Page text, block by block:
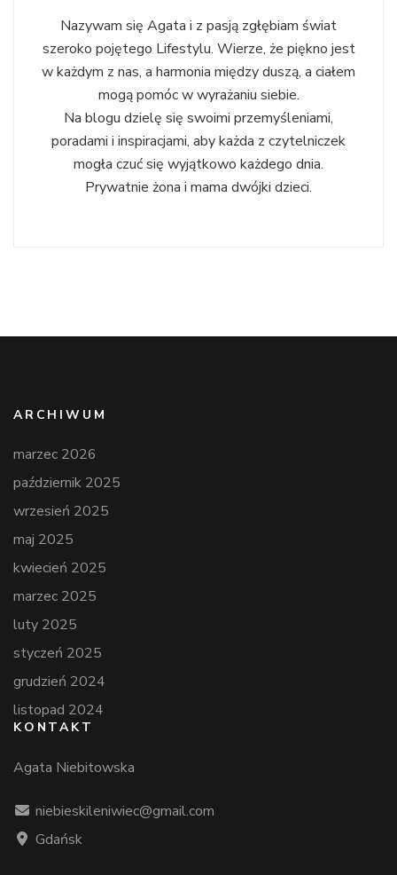
Nazywam się Agata i z pasją zgłębiam świat
szeroko pojętego Lifestylu. Wierze, że piękno jest
w każdym z nas, a harmonia między duszą, a ciałem
mogą pomóc w wyrażaniu siebie.
Na blogu dzielę się swoimi przemyśleniami,
poradami i inspiracjami, aby każda z czytelniczek
mogła czuć się wyjątkowo każdego dnia.
Prywatnie żona i mama dwójki dzieci.
ARCHIWUM
marzec 2026
październik 2025
wrzesień 2025
maj 2025
kwiecień 2025
marzec 2025
luty 2025
styczeń 2025
grudzień 2024
listopad 2024
KONTAKT
Agata Niebitowska
niebieskileniwiec@gmail.com
Gdańsk